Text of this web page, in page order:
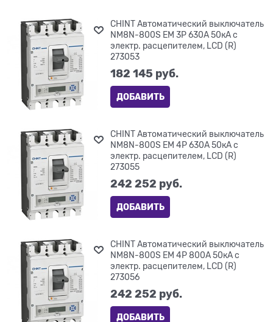
CHINT Автоматический выключатель
NM8N-800S EM 3P 630А 50кА с
электр. расцепителем, LCD (R)
273053
182 145 руб.
ДОБАВИТЬ
CHINT Автоматический выключатель
NM8N-800S EM 4P 630А 50кА с
электр. расцепителем, LCD (R)
273055
242 252 руб.
ДОБАВИТЬ
CHINT Автоматический выключатель
NM8N-800S EM 4P 800А 50кА с
электр. расцепителем, LCD (R)
273056
242 252 руб.
ДОБАВИТЬ